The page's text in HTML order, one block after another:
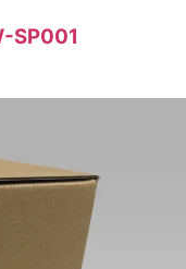
SP001